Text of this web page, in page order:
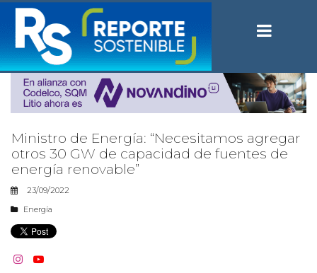
Ministro de Energía: “Necesitamos agregar
otros 30 GW de capacidad de fuentes de
energía renovable”
23/09/2022
Energía
 